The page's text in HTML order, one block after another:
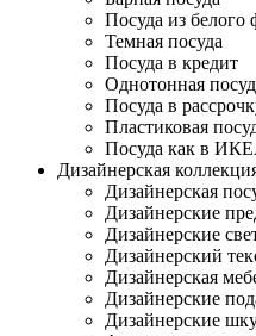
Посуда из белого
Темная посуда
Посуда в кредит
Однотонная
Посуда в
Пластиковая
Посуда как в
Дизайнерская
Дизайнерская
Дизайнерские
Дизайнерские
Дизайнерский
Дизайнерская
Дизайнерские
Дизайнерские